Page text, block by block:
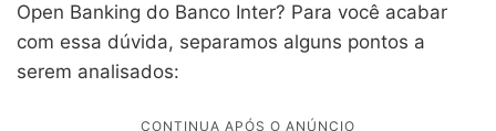
Open Banking do Banco Inter? Para você acabar
com essa dúvida, separamos alguns pontos a
serem analisados: